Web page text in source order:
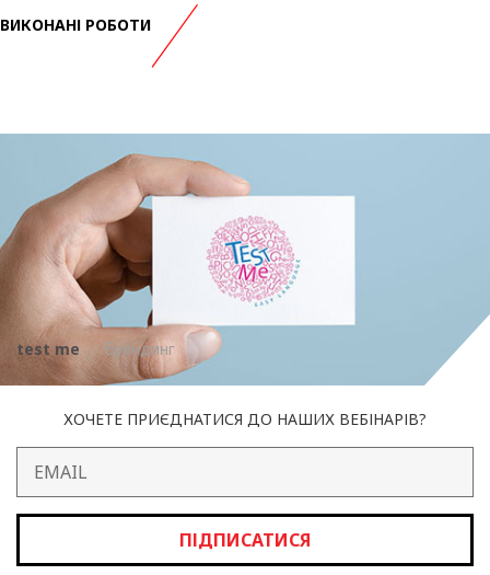
ВИКОНАНІ РОБОТИ
test me брендинг
ХОЧЕТЕ ПРИЄДНАТИСЯ ДО НАШИХ ВЕБІНАРІВ?
ПІДПИСАТИСЯ